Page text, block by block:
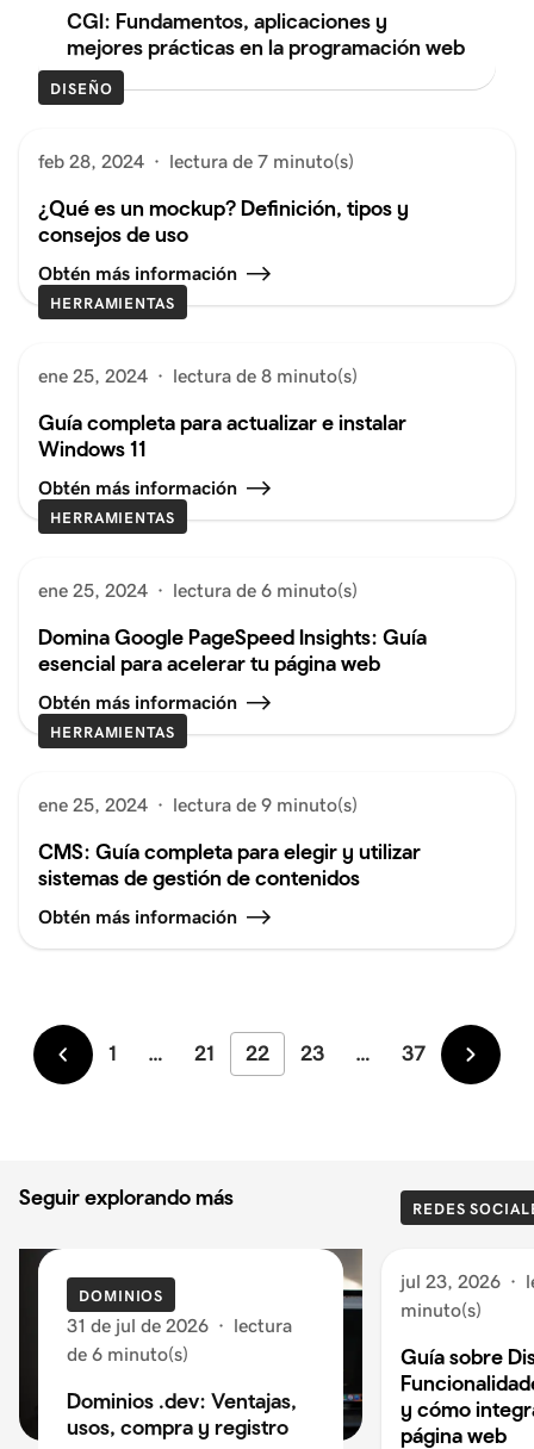
CGI: Fundamentos, aplicaciones y
mejores prácticas en la programación web
DISEÑO
feb 28, 2024 · lectura de 7 minuto(s)
¿Qué es un mockup? Definición, tipos y
consejos de uso
Obtén más información
HERRAMIENTAS
ene 25, 2024 · lectura de 8 minuto(s)
Guía completa para actualizar e instalar
Windows 11
Obtén más información
HERRAMIENTAS
ene 25, 2024 · lectura de 6 minuto(s)
Domina Google PageSpeed Insights: Guía
esencial para acelerar tu página web
Obtén más información
HERRAMIENTAS
ene 25, 2024 · lectura de 9 minuto(s)
CMS: Guía completa para elegir y utilizar
sistemas de gestión de contenidos
Obtén más información
Más
1 … 21 22 23 … 37
Más
Seguir explorando más
DOMINIOS
31 de jul de 2026 · lectura
de 6 minuto(s)
Dominios .dev: Ventajas,
usos, compra y registro
REDES
jul 23, 2026 ·
minuto(s)
Guía sobre
y cómo
página web